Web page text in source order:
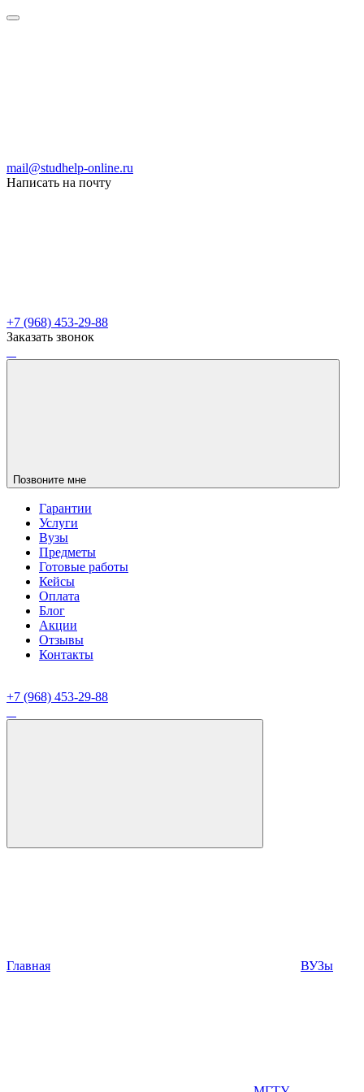
mail@studhelp-online.ru
Написать на почту
+7 (968) 453-29-88
Заказать звонок
Позвоните мне
Гарантии
Услуги
Вузы
Предметы
Готовые работы
Кейсы
Оплата
Блог
Акции
Отзывы
Контакты
+7 (968) 453-29-88
Главная ВУЗы